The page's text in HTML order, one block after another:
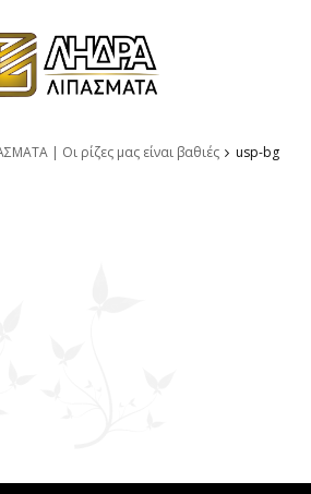
| Οι ρίζες μας είναι βαθιές usp-bg